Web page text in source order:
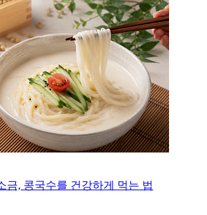
금, 콩국수를 건강하게 먹는 법